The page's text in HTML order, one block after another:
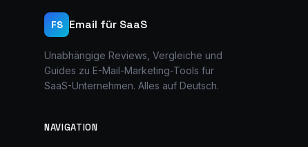
FS Email für SaaS
Unabhängige Reviews, Vergleiche und
Guides zu E-Mail-Marketing-Tools für
SaaS-Unternehmen. Alles auf Deutsch.
NAVIGATION